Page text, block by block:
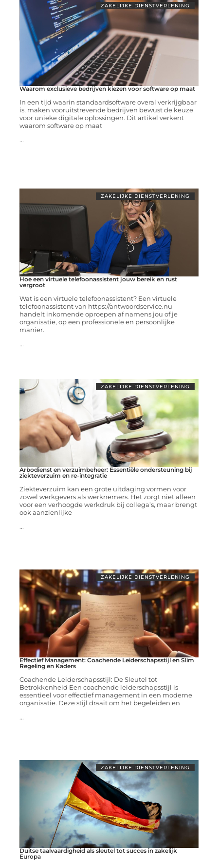
ZAKELIJKE DIENSTVERLENING
Waarom exclusieve bedrijven kiezen voor software op maat
In een tijd waarin standaardsoftware overal verkrijgbaar
is, maken vooruitstrevende bedrijven bewust de keuze
voor unieke digitale oplossingen. Dit artikel verkent
waarom software op maat
...
ZAKELIJKE DIENSTVERLENING
Hoe een virtuele telefoonassistent jouw bereik en rust
vergroot
Wat is een virtuele telefoonassistent? Een virtuele
telefoonassistent van https://antwoordservice.nu
handelt inkomende oproepen af namens jou of je
organisatie, op een professionele en persoonlijke
manier.
...
ZAKELIJKE DIENSTVERLENING
Arbodienst en verzuimbeheer: Essentiële ondersteuning bij
ziekteverzuim en re-integratie
Ziekteverzuim kan een grote uitdaging vormen voor
zowel werkgevers als werknemers. Het zorgt niet alleen
voor een verhoogde werkdruk bij collega’s, maar brengt
ook aanzienlijke
...
ZAKELIJKE DIENSTVERLENING
Effectief Management: Coachende Leiderschapsstijl en Slim
Regeling en Kaders
Coachende Leiderschapsstijl: De Sleutel tot
Betrokkenheid Een coachende leiderschapsstijl is
essentieel voor effectief management in een moderne
organisatie. Deze stijl draait om het begeleiden en
...
ZAKELIJKE DIENSTVERLENING
Duitse taalvaardigheid als sleutel tot succes in zakelijk
Europa